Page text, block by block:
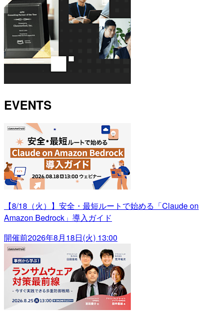
EVENTS
【8/18（火）】安全・最短ルートで始める「Claude on
Amazon Bedrock」導入ガイド
開催前2026年8月18日(火) 13:00